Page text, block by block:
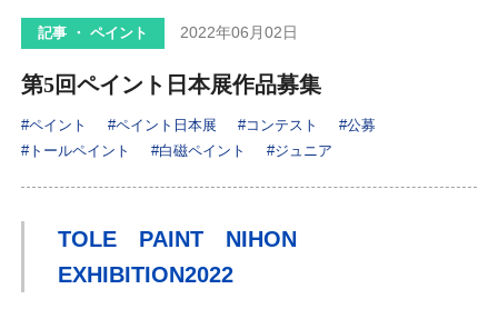
記事 ・ ペイント 2022年06月02日
第5回ペイント日本展作品募集
#ペイント #ペイント日本展 #コンテスト
#公募
#トールペイント
#白磁ペイント #ジュニア
TOLE PAINT NIHON
EXHIBITION2022